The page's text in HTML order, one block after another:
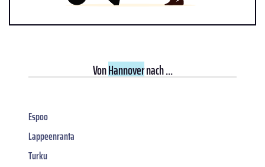
VonHannovernach ...
Espoo
Lappeenranta
Turku